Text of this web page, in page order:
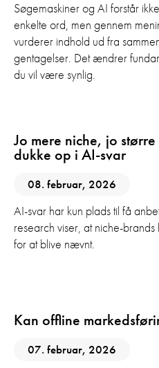
Søgemaskiner og AI forstår
enkelte ord, men gennem
vurderer indhold ud fra
gentagelser. Det ændrer
du vil være synlig.
Jo mere niche, jo
dukke op i AI-svar
08. februar, 2026
AI-svar har kun plads til få
research viser, at niche-
for at blive nævnt.
Kan offline
07. februar, 2026